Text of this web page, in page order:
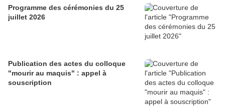
Programme des cérémonies du 25
juillet 2026
Publication des actes du colloque
"mourir au maquis" : appel à
souscription